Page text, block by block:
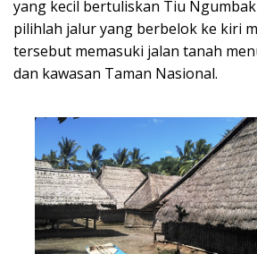
yang kecil bertuliskan Tiu Ngumbak
pilihlah jalur yang berbelok ke kiri
tersebut memasuki jalan tanah
dan kawasan Taman Nasional.